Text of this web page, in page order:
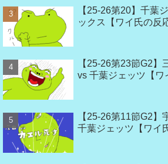
【25-26第20】千葉
ックス【ワイ氏の反
【25-26第23節G2】
vs 千葉ジェッツ【ワ
【25-26第11節G2
千葉ジェッツ【ワイ